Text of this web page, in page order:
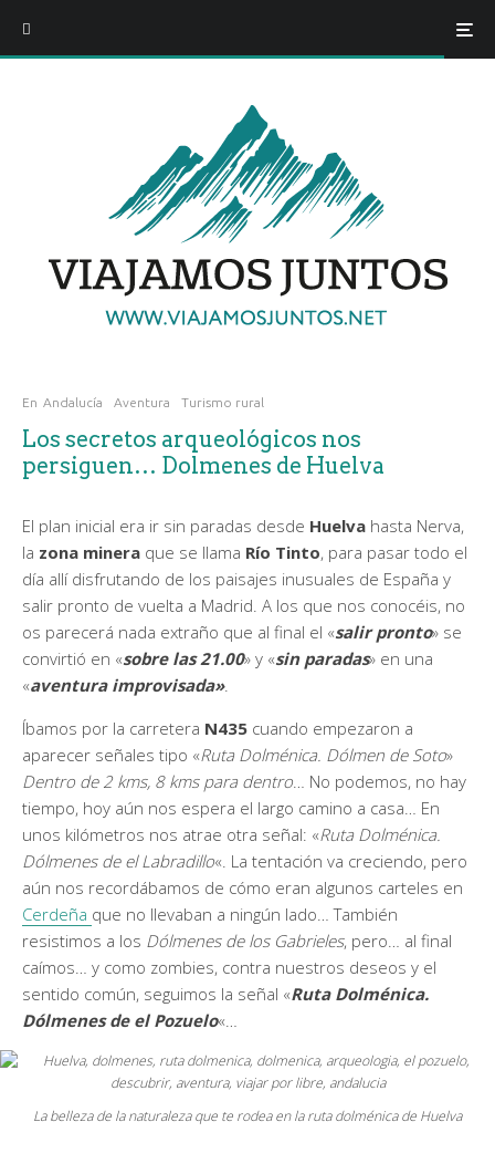
En Andalucía Aventura Turismo rural
Los secretos arqueológicos nos
persiguen… Dolmenes de Huelva
El plan inicial era ir sin paradas desde Huelva hasta Nerva,
la zona minera que se llama Río Tinto, para pasar todo el
día allí disfrutando de los paisajes inusuales de España y
salir pronto de vuelta a Madrid. A los que nos conocéis, no
os parecerá nada extraño que al final el «salir pronto» se
convirtió en «sobre las 21.00» y «sin paradas» en una
«aventura improvisada».
Íbamos por la carretera N435 cuando empezaron a
aparecer señales tipo «Ruta Dolménica. Dólmen de Soto»
Dentro de 2 kms, 8 kms para dentro… No podemos, no hay
tiempo, hoy aún nos espera el largo camino a casa… En
unos kilómetros nos atrae otra señal: «Ruta Dolménica.
Dólmenes de el Labradillo«. La tentación va creciendo, pero
aún nos recordábamos de cómo eran algunos carteles en
Cerdeña que no llevaban a ningún lado… También
resistimos a los Dólmenes de los Gabrieles, pero… al final
caímos… y como zombies, contra nuestros deseos y el
sentido común, seguimos la señal «Ruta Dolménica.
Dólmenes de el Pozuelo«…
La belleza de la naturaleza que te rodea en la ruta dolménica de Huelva